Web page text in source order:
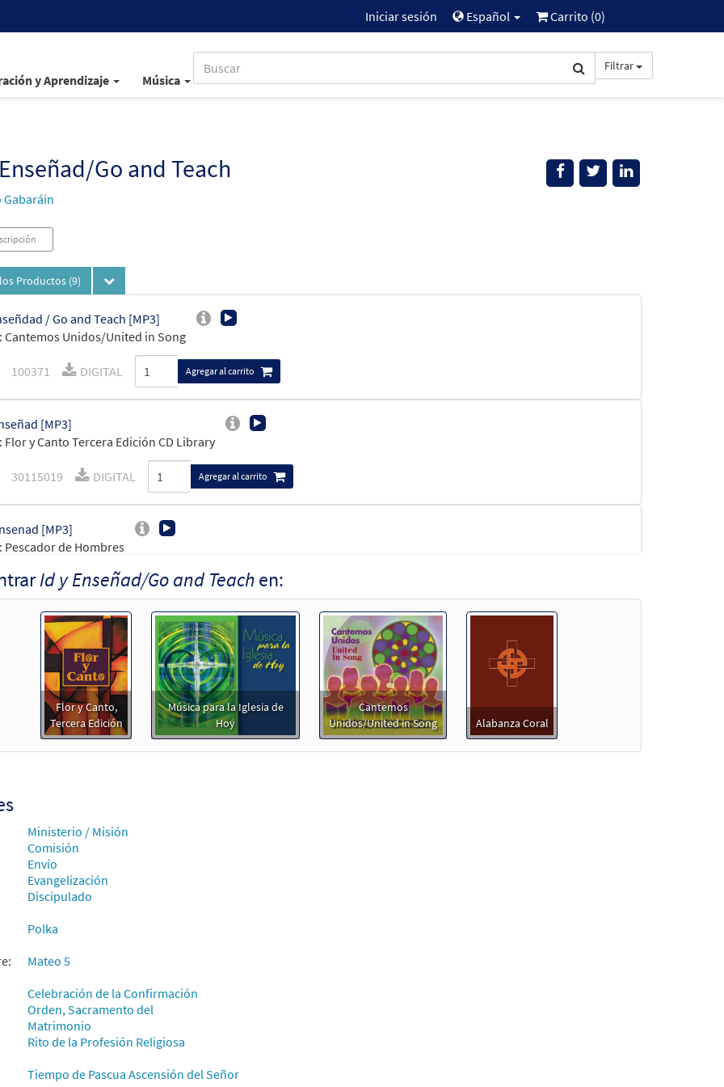
Iniciar sesión Español Carrito (0)
y Aprendizaje Música
Filtrar
Go and Teach
Gabaráin
Productos (9)
/ Go and Teach [MP3]
Cantemos Unidos/United in Song
100371 DIGITAL Agregar al carrito
[MP3]
Flor y Canto Tercera Edición CD Library
30115019 DIGITAL Agregar al carrito
[MP3]
Pescador de Hombres
99357 DIGITAL Agregar al carrito
/ Go and Teach [Acompañamiento Teclado - Descargue]
Unidos en Cristo
Muestra
30107867 DIGITAL Agregar al carrito
[Acompañamiento Teclado - Descargue]
Missal Accompaniment Books
Muestra
/ Go and Teach [Acompañamiento Guitarra - Descargue]
en Cristo
30107868
Missal Accompaniment Books
30105010 DIGITAL
y Canto tercera edición
Id y Enseñad/Go and Teachen:
Flor y Canto,
Tercera Edición
Música para la Iglesia de
Hoy
Cantemos
Unidos/United in Song
Alabanza Coral
Ministerio / Misión
Comisión
Envío
Evangelización
Discipulado
Polka
Mateo 5
Celebración de la Confirmación
Orden, Sacramento del
Matrimonio
Rito de la Profesión Religiosa
Tiempo de Pascua Ascensión del Señor